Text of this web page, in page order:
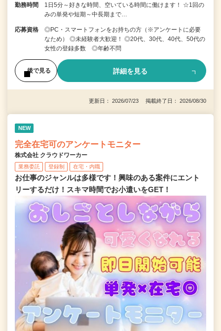
勤務時間
1日5分～好きな時間、空いている時間に働けます！ ☆1回の
みの単発や短期～中長期まで…
応募資格
◎PC・スマートフォンをお持ちの方（※アンケートに必要
なため） ◎未経験者大歓迎！ ◎20代、30代、40代、50代の
女性の登録多数 ◎年齢不問
後で見る 詳細を見る
更新日： 2026/07/23 掲載終了日： 2026/08/30
NEW
完全在宅可のアンケートモニター
株式会社 クラウドワーカー
業務委託 登録制 在宅・内職
お仕事のジャンルは多様です！興味のある案件にエント
リーするだけ！スキマ時間でお小遣いをGET！